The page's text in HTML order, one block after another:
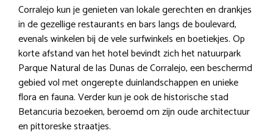
Corralejo kun je genieten van lokale gerechten en drankjes
in de gezellige restaurants en bars langs de boulevard,
evenals winkelen bij de vele surfwinkels en boetiekjes. Op
korte afstand van het hotel bevindt zich het natuurpark
Parque Natural de las Dunas de Corralejo, een beschermd
gebied vol met ongerepte duinlandschappen en unieke
flora en fauna. Verder kun je ook de historische stad
Betancuria bezoeken, beroemd om zijn oude architectuur
en pittoreske straatjes.